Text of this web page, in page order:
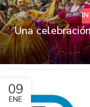
Una
09
ENE